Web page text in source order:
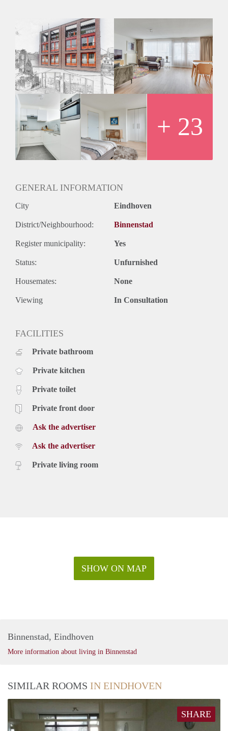
loopafstand van een supermarkt en het station. Daarnaast is
de dichtstbijzijnde uitvalsweg in de nabije omgeving op
slechts 6 minuten rijden.
+ 23
GENERAL INFORMATION
City Eindhoven
District/Neighbourhood: Binnenstad
Register municipality: Yes
Status: Unfurnished
Housemates: None
Viewing In Consultation
FACILITIES
Private bathroom
Private kitchen
Private toilet
Private front door
Ask the advertiser
Ask the advertiser
Private living room
SHOW ON MAP
Binnenstad, Eindhoven
More information about living in Binnenstad
SIMILAR ROOMS IN EINDHOVEN
SHARE